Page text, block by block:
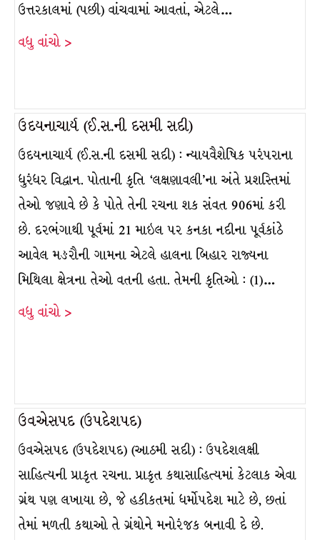
ઉત્તરકાલમાં (પછી) વાંચવામાં આવતાં, એટલે…
વધુ વાંચો >
ઉદયનાચાર્ય (ઈ.સ.ની દસમી સદી)
ઉદયનાચાર્ય (ઈ.સ.ની દસમી સદી) : ન્યાયવૈશેષિક પરંપરાના
ધુરંધર વિદ્વાન. પોતાની કૃતિ ‘લક્ષણાવલી’ના અંતે પ્રશસ્તિમાં
તેઓ જણાવે છે કે પોતે તેની રચના શક સંવત 906માં કરી
છે. દરભંગાથી પૂર્વમાં 21 માઇલ પર કનકા નદીના પૂર્વકાંઠે
આવેલ મઙરૌની ગામના એટલે હાલના બિહાર રાજ્યના
મિથિલા ક્ષેત્રના તેઓ વતની હતા. તેમની કૃતિઓ : (1)…
વધુ વાંચો >
ઉવએસપદ (ઉપદેશપદ)
ઉવએસપદ (ઉપદેશપદ) (આઠમી સદી) : ઉપદેશલક્ષી
સાહિત્યની પ્રાકૃત રચના. પ્રાકૃત કથાસાહિત્યમાં કેટલાક એવા
ગ્રંથ પણ લખાયા છે, જે હકીકતમાં ધર્મોપદેશ માટે છે, છતાં
તેમાં મળતી કથાઓ તે ગ્રંથોને મનોરંજક બનાવી દે છે.